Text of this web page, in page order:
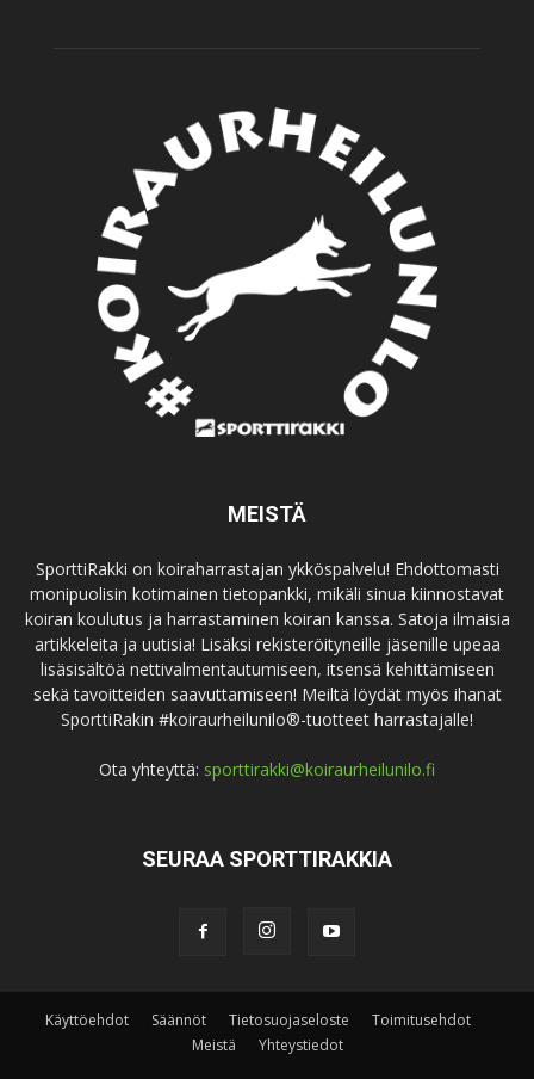
MEISTÄ
SporttiRakki on koiraharrastajan ykköspalvelu! Ehdottomasti
monipuolisin kotimainen tietopankki, mikäli sinua kiinnostavat
koiran koulutus ja harrastaminen koiran kanssa. Satoja ilmaisia
artikkeleita ja uutisia! Lisäksi rekisteröityneille jäsenille upeaa
lisäsisältöä nettivalmentautumiseen, itsensä kehittämiseen
sekä tavoitteiden saavuttamiseen! Meiltä löydät myös ihanat
SporttiRakin #koiraurheilunilo®-tuotteet harrastajalle!
Ota yhteyttä: sporttirakki@koiraurheilunilo.fi
SEURAA SPORTTIRAKKIA
Käyttöehdot Säännöt Tietosuojaseloste
Toimitusehdot
Meistä
Yhteystiedot